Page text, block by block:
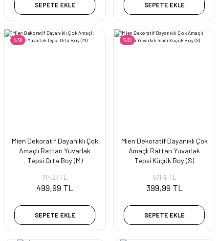
SEPETE EKLE SEPETE EKLE
%30
Mien Dekoratif Dayanıklı Çok
Amaçlı Rattan Yuvarlak
Tepsi Orta Boy (M)
714,27 TL
499,99 TL
SEPETE EKLE
%30
Mien Dekoratif Dayanıklı Çok
Amaçlı Rattan Yuvarlak
Tepsi Küçük Boy (S)
571,41 TL
399,99 TL
SEPETE EKLE